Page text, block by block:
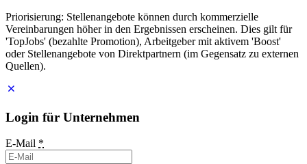
Priorisierung: Stellenangebote können durch kommerzielle
Vereinbarungen höher in den Ergebnissen erscheinen. Dies gilt für
'TopJobs' (bezahlte Promotion), Arbeitgeber mit aktivem 'Boost'
oder Stellenangebote von Direktpartnern (im Gegensatz zu externen
Quellen).
Login für Unternehmen
E-Mail *